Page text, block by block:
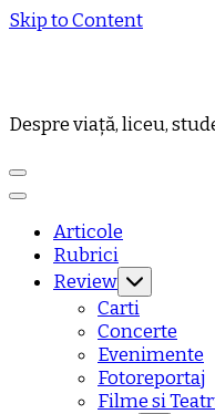
Skip to Content
Despre viață, liceu,
Articole
Rubrici
Review
Carti
Concerte
Evenimente
Fotoreportaj
Filme si